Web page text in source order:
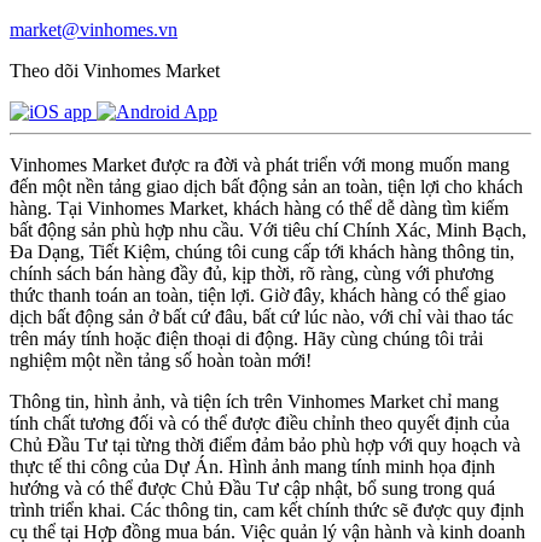
market@vinhomes.vn
Theo dõi Vinhomes Market
Vinhomes Market được ra đời và phát triển với mong muốn mang
đến một nền tảng giao dịch bất động sản an toàn, tiện lợi cho khách
hàng. Tại Vinhomes Market, khách hàng có thể dễ dàng tìm kiếm
bất động sản phù hợp nhu cầu. Với tiêu chí Chính Xác, Minh Bạch,
Đa Dạng, Tiết Kiệm, chúng tôi cung cấp tới khách hàng thông tin,
chính sách bán hàng đầy đủ, kịp thời, rõ ràng, cùng với phương
thức thanh toán an toàn, tiện lợi. Giờ đây, khách hàng có thể giao
dịch bất động sản ở bất cứ đâu, bất cứ lúc nào, với chỉ vài thao tác
trên máy tính hoặc điện thoại di động. Hãy cùng chúng tôi trải
nghiệm một nền tảng số hoàn toàn mới!
Thông tin, hình ảnh, và tiện ích trên Vinhomes Market chỉ mang
tính chất tương đối và có thể được điều chỉnh theo quyết định của
Chủ Đầu Tư tại từng thời điểm đảm bảo phù hợp với quy hoạch và
thực tế thi công của Dự Án. Hình ảnh mang tính minh họa định
hướng và có thể được Chủ Đầu Tư cập nhật, bổ sung trong quá
trình triển khai. Các thông tin, cam kết chính thức sẽ được quy định
cụ thể tại Hợp đồng mua bán. Việc quản lý vận hành và kinh doanh